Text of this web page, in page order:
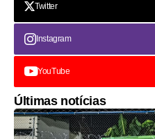
Twitter
Instagram
YouTube
Últimas notícias